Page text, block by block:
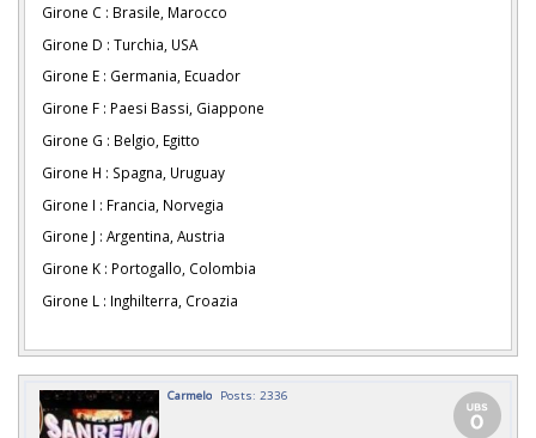
Girone C : Brasile, Marocco
Girone D : Turchia, USA
Girone E : Germania, Ecuador
Girone F : Paesi Bassi, Giappone
Girone G : Belgio, Egitto
Girone H : Spagna, Uruguay
Girone I : Francia, Norvegia
Girone J : Argentina, Austria
Girone K : Portogallo, Colombia
Girone L : Inghilterra, Croazia
Carmelo Posts: 2336